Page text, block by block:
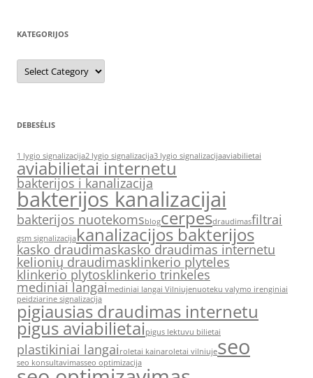
KATEGORIJOS
Kategorijos
DEBESĖLIS
1 lygio signalizacija2 lygio signalizacija3 lygio signalizacijaaviabilietai
aviabilietai internetu
bakterijos i kanalizacija
bakterijos kanalizacijai
bakterijos nuotekomsblogcerpesdraudimasfiltrai
gsm signalizacijakanalizacijos bakterijos
kasko draudimaskasko draudimas internetu
kelionių draudimasklinkerio plyteles
klinkerio plytosklinkerio trinkeles
mediniai langai mediniai langai Vilniujenuoteku valymo irenginiai
peidziarine signalizacija
pigiausias draudimas internetu
pigus aviabilietaipigus lektuvu bilietai
plastikiniai langai roletai kainaroletai vilniujeseo
seo konsultavimasseo optimizacija